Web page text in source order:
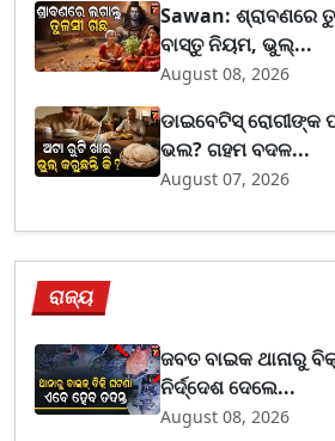
Sawan: ଶ୍ରାବଣରେ
ବାସ୍ତୁ ନିୟମ, ଭୁଲ୍...
August 08, 2026
ଡାଇବେଟିସ୍ ରୋଗୀଙ୍କ
ଭଲ? ଗହମ ବଦଳ...
August 07, 2026
ରାଜ୍ୟ
ଜବତ ବାଇକ ଥାନାରୁ
ନିର୍ଦ୍ଦେଶ ଦେଲେ...
August 08, 2026